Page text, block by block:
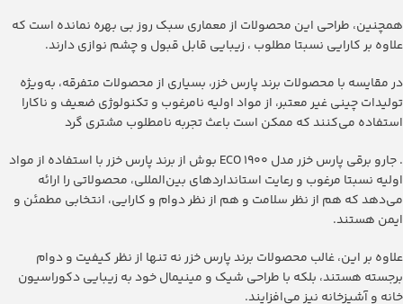
همچنین، طراحی این محصولات از معماری سبک روز بی بهره نمانده است که
علاوه بر کارایی نسبتا مطلوب ، زیبایی قابل قبول و چشم نوازی دارند.
در مقایسه با محصولات برند پارس خزر، بسیاری از محصولات متفرقه، به‌ویژه
تولیدات چینی غیر معتبر، از مواد اولیه نامرغوب و تکنولوژی ضعیف و ناکارا
استفاده می‌کنند که ممکن است باعث تجربه نامطلوب مشتری گرد
. ‫جارو برقی پارس خزر مدل ۱۹۰۰ ECO بوش‬ از برند پارس خزر با استفاده از مواد
اولیه نسبتا مرغوب و رعایت استانداردهای بین‌المللی، محصولاتی را ارائه
می‌دهد که هم از نظر سلامت و هم از نظر دوام و کارایی، انتخابی مطمئن و
ایمن هستند.
علاوه بر این، غالب محصولات برند پارس خزر نه تنها از نظر کیفیت و دوام
برجسته هستند، بلکه با طراحی شیک و مینیمال خود به زیبایی دکوراسیون
خانه و آشپزخانه نیز می‌افزایند.